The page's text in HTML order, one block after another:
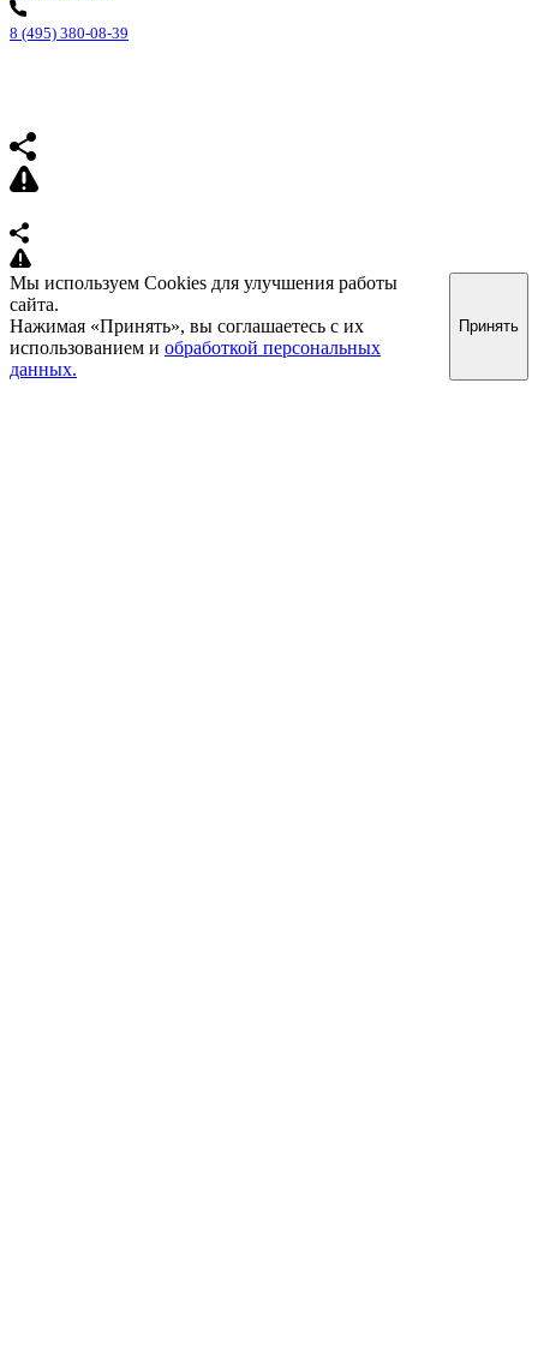
8 (495) 380-08-39
Мы используем Cookies для улучшения работы
сайта.
Нажимая «Принять», вы соглашаетесь с их
использованием и обработкой персональных
данных.
Принять